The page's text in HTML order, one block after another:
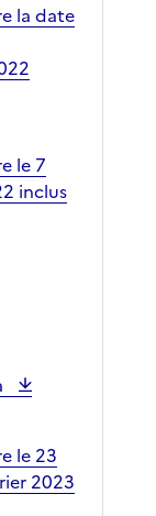
la date
le 7
inclus
le 23
2023